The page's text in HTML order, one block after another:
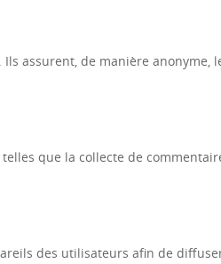
assurent, de manière anonyme,
que la collecte de
des utilisateurs afin de